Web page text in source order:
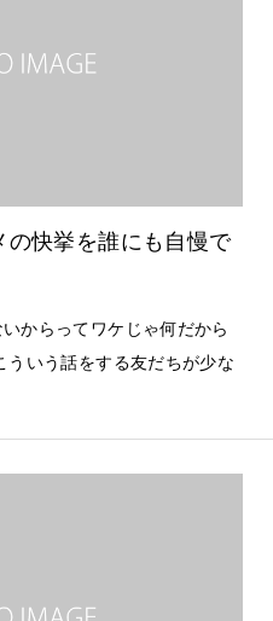
の快挙を誰にも自慢で
からってワケじゃ何だから
ういう話をする友だちが少な